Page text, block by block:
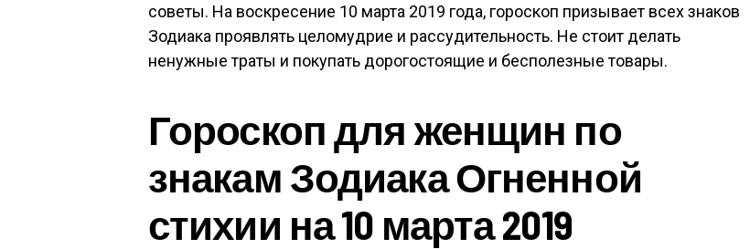
советы. На воскресение 10 марта 2019 года, гороскоп призывает всех знаков
Зодиака проявлять целомудрие и рассудительность. Не стоит делать
ненужные траты и покупать дорогостоящие и бесполезные товары.
Гороскоп для женщин по
знакам Зодиака Огненной
стихии на 10 марта 2019